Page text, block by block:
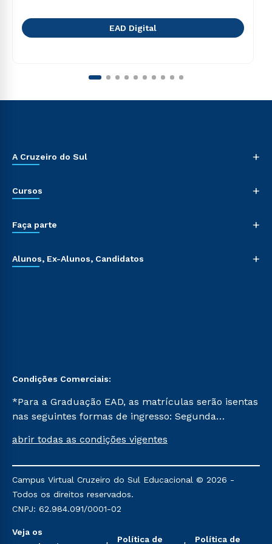
EAD Digital
A Cruzeiro do Sul +
Cursos +
Faça parte +
Alunos, Ex-Alunos, Candidatos +
Condições Comerciais:
*Para a Graduação EAD, as matrículas serão isentas
nas seguintes formas de ingresso: Segunda
Já para as demais, a taxa de matrícula será de R$
mencionadas são referentes aos cursos: Ensino
Religioso, Geografia para a Docência e Metodologia
do Ensino de História: Questões Atuais.
abrir todas as condições vigentes
Campus Virtual Cruzeiro do Sul Educacional © 2026 -
Todos os direitos reservados.
CNPJ: 62.984.091/0001-02
Veja os
Política de Política de